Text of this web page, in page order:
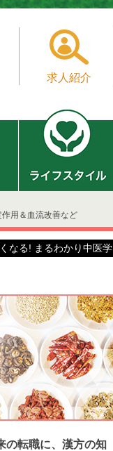
求人紹介
用＆血流改善など
なる! まるわかり中医学
の転職に、漢方の知